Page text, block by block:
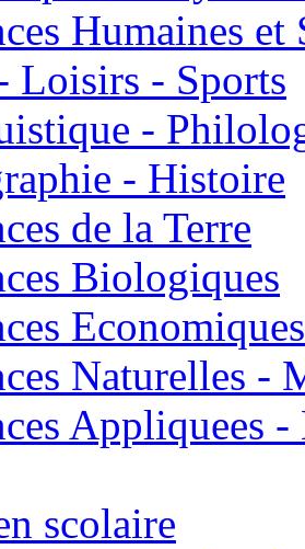
Humaines et
Loisirs - Sports
-
- Histoire
de la Terre
Biologiques
Economiques
Naturelles -
Appliquees
scolaire